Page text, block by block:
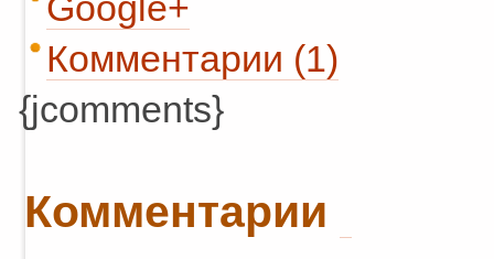
Google+
Комментарии (1)
{jcomments}
Комментарии